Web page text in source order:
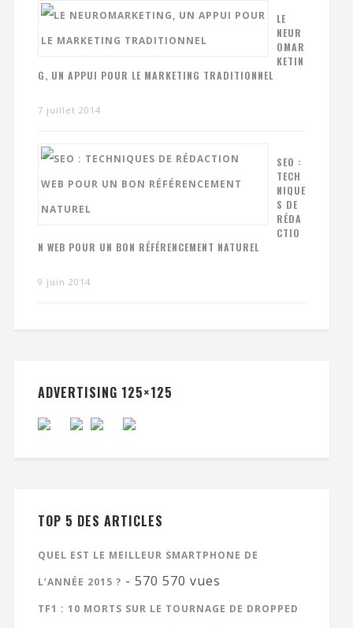
LE
NEUR
OMAR
KETIN
G, UN APPUI POUR LE MARKETING TRADITIONNEL
7 juillet 2014
SEO :
TECH
NIQUE
S DE
RÉDA
CTIO
N WEB POUR UN BON RÉFÉRENCEMENT NATUREL
9 juin 2014
ADVERTISING 125×125
TOP 5 DES ARTICLES
QUEL EST LE MEILLEUR SMARTPHONE DE
L’ANNÉE 2015 ? - 570 570 vues
TF1 : 10 MORTS SUR LE TOURNAGE DE DROPPED